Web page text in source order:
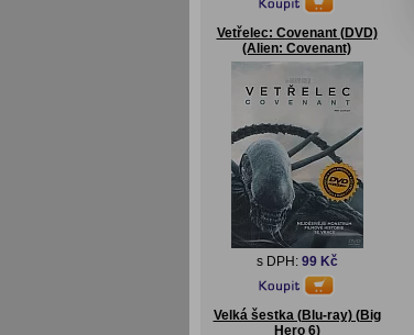
Vetřelec: Covenant (DVD)
(Alien: Covenant)
s DPH: 99 Kč
Velká šestka (Blu-ray) (Big
Hero 6)